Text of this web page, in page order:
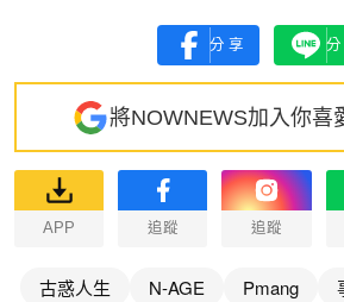
分享
將NOWNEWS加入你喜
APP 追蹤 追蹤
古惑人生 N-AGE Pmang